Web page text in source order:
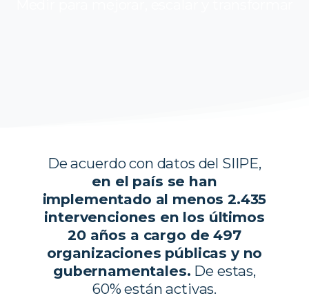
De acuerdo con datos del SIIPE,
en el país se han
implementado al menos 2.435
intervenciones en los últimos
20 años a cargo de 497
organizaciones públicas y no
gubernamentales. De estas,
60% están activas.